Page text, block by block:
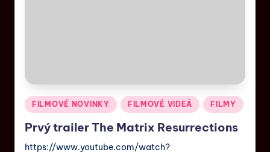
FILMOVÉ NOVINKY FILMOVÉ VIDEÁ FILMY
Prvý trailer The Matrix Resurrections
https://www.youtube.com/watch?